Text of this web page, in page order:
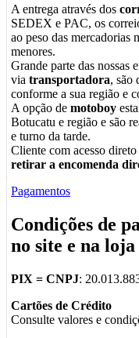
A entrega através dos
SEDEX e PAC, os
ao peso das mercadorias
menores.
Grande parte das nossas
via transportadora, são
conforme a sua região e
A opção de motoboy
Botucatu e região e são
e turno da tarde.
Cliente com acesso
retirar a encomenda
Pagamentos
Condições de
no site e na loja
PIX = CNPJ:
Cartões de Crédito
Consulte valores e